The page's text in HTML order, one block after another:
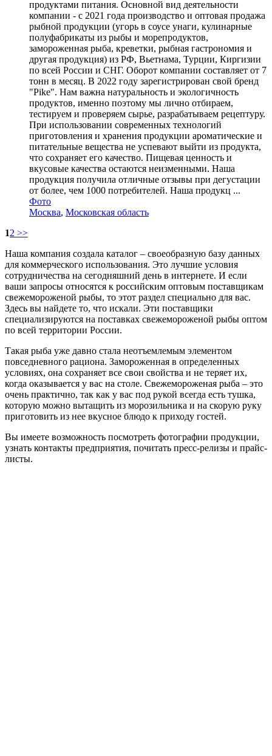
продуктами питания. Основной вид деятельности
компании - с 2021 года производство и оптовая продажа
рыбной продукции (угорь в соусе унаги, кулинарные
полуфабрикаты из рыбы и морепродуктов,
замороженная рыба, креветки, рыбная гастрономия и
другая продукция) из РФ, Вьетнама, Турции, Киргизии
по всей России и СНГ. Оборот компании составляет от 7
тонн в месяц. В 2022 году зарегистрирован свой бренд
"Pike". Нам важна натуральность и экологичность
продуктов, именно поэтому мы лично отбираем,
тестируем и проверяем сырье, разрабатываем рецептуру.
При использовании современных технологий
приготовления и хранения продукции ароматические и
питательные вещества не успевают выйти из продукта,
что сохраняет его качество. Пищевая ценность и
вкусовые качества остаются неизменными. Наша
продукция получила отличные отзывы при дегустации
от более, чем 1000 потребителей. Наша продукц ...
Фото
Москва, Московская область
12 >>
Наша компания создала каталог – своеобразную базу данных
для коммерческого использования. Это лучшие условия
сотрудничества на сегодняшний день в интернете. И если
ваши запросы относятся к российским оптовым поставщикам
свежемороженой рыбы, то этот раздел специально для вас.
Здесь вы найдете то, что искали. Эти поставщики
специализируются на поставках свежемороженой рыбы оптом
по всей территории России.
Такая рыба уже давно стала неотъемлемым элементом
повседневного рациона. Замороженная в определенных
условиях, она сохраняет все свои свойства и не теряет их,
когда оказывается у вас на столе. Свежемороженая рыба – это
очень практично, так как у вас под рукой всегда есть тушка,
которую можно вытащить из морозильника и на скорую руку
приготовить из нее вкусное блюдо к приходу гостей.
Вы имеете возможность посмотреть фотографии продукции,
узнать контакты предприятия, почитать пресс-релизы и прайс-
листы.